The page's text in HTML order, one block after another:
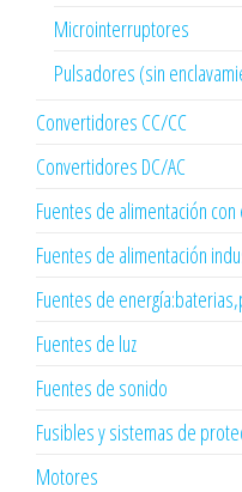
Microinterruptores
Pulsadores (sin
Convertidores CC/CC
Convertidores DC/AC
Fuentes de alimentación con
Fuentes de alimentación
Fuentes de
Fuentes de luz
Fuentes de sonido
Fusibles y sistemas de
Motores